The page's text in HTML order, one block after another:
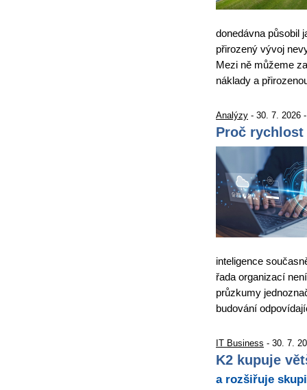
donedávna působil
přirozený vývoj
Mezi ně můžeme
náklady a
Analýzy - 30. 7. 2026
Proč rychlost
inteligence
řada organizací
průzkumy
budování
IT Business - 30. 7.
K2 kupuje
a rozšiřuje